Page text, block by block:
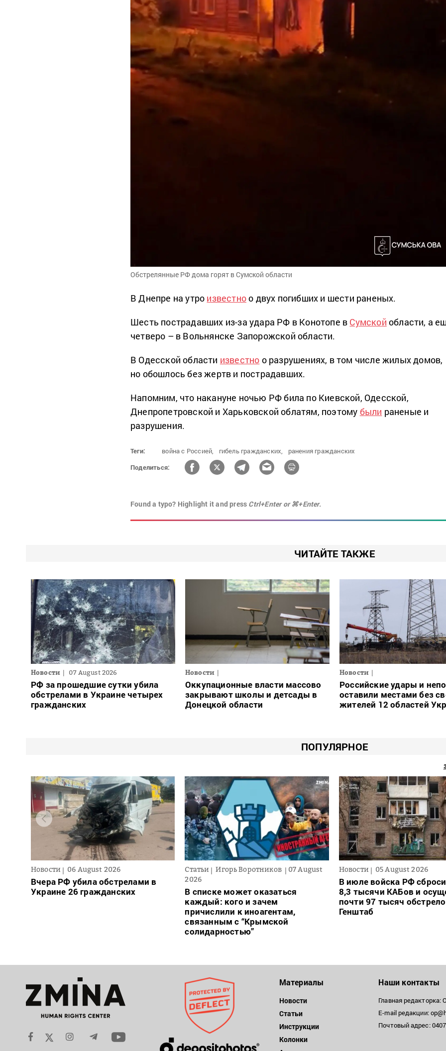
Обстрелянные РФ дома горят в Сумской области
В Днепре на утро известноо двух погибших и шести раненых.
Шесть пострадавших из-за удара РФ в Конотопе в Сумской области, а
четверо – в Вольнянске Запорожской области.
В Одесской области известно о разрушениях, в том числе жилых домов,
но обошлось без жертв и пострадавших.
Напомним, что накануне ночью РФ била по Киевской, Одесской,
Днепропетровской и Харьковской облатям, поэтому были раненые и
разрушения.
Теги: война с Россией, гибель гражданских,
ранения гражданских
Поделиться:
Found a typo? Highlight it and press Ctrl+Enter or ⌘+Enter.
ЧИТАЙТЕ ТАКЖЕ
Новости 07 August 2026
РФ за прошедшие сутки убила
обстрелами в Украине четырех
гражданских
Новости
Оккупационные власти массово
закрывают школы и детсады в
Донецкой области
Новости
Российские удары и
оставили местами без
жителей 12 областей
ПОПУЛЯРНОЕ
Новости 06 August 2026
Вчера РФ убила обстрелами в
Украине 26 гражданских
Статьи Игорь Воротников
07 August
2026
В списке может оказаться
каждый: кого и зачем
причислили к иноагентам,
связанным с “Крымской
солидарностью”
Новости 05 August 2026
В июле войска РФ
8,3 тысячи КАБов и
почти 97 тысяч
Генштаб
Материалы
Новости
Статьи
Инструкции
Колонки
Наши контакты
Главная редакторка:
E-mail редакции:
Почтовый адрес: